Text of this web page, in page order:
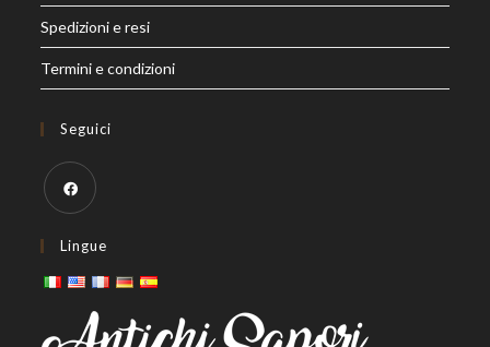
Spedizioni e resi
Termini e condizioni
Seguici
Lingue